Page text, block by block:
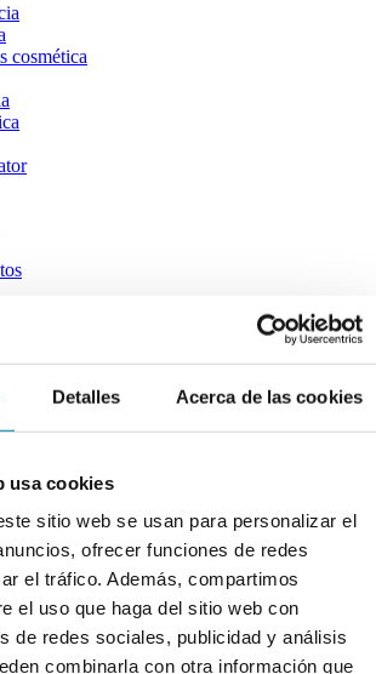
Detalles Acerca de las cookies
usa cookies
sitio web se usan para personalizar el
ofrecer funciones de redes
el tráfico. Además, compartimos
el uso que haga del sitio web con
de redes sociales, publicidad y análisis
combinarla con otra información que
cosmética
shopping_cart search homelock
en:
"Desde el principio de mi ejercicio
ya era una formuladora"